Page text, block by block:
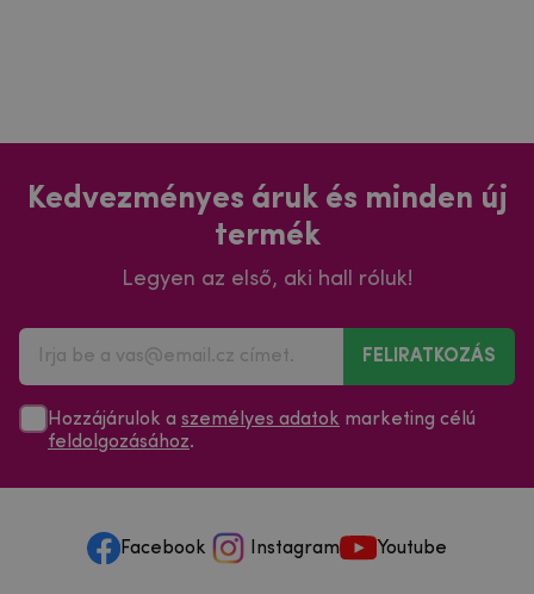
Kedvezményes áruk és minden új
termék
Legyen az első, aki hall róluk!
FELIRATKOZÁS
Hozzájárulok a személyes adatok marketing célú
feldolgozásához.
Facebook Instagram Youtube